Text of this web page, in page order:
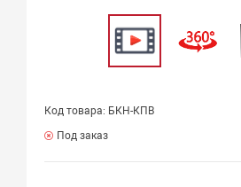
Код товара: БКН-КПВ
Под заказ